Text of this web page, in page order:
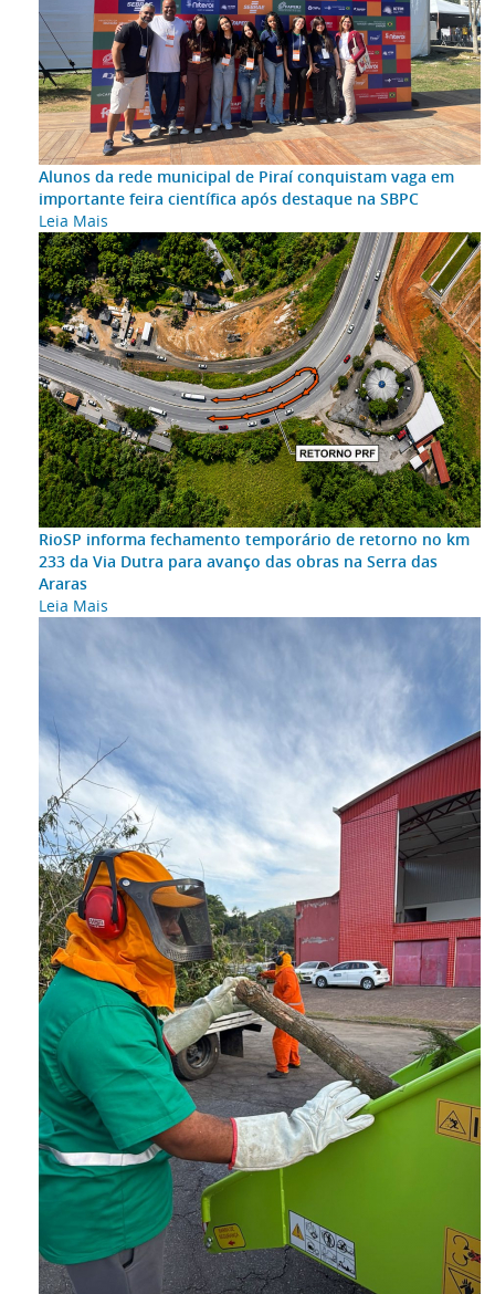
Alunos da rede municipal de Piraí conquistam vaga em
importante feira científica após destaque na SBPC
Leia Mais
RioSP informa fechamento temporário de retorno no km
233 da Via Dutra para avanço das obras na Serra das
Araras
Leia Mais